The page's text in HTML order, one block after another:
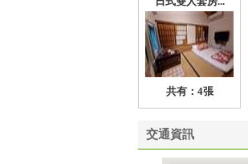
共有：4張
交通資訊